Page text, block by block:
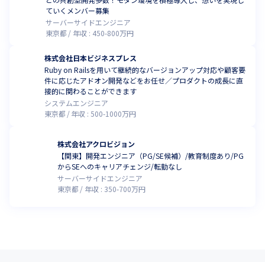
ていくメンバー募集
サーバーサイドエンジニア
東京都
年収 : 450-800万円
株式会社日本ビジネスプレス
Ruby on Railsを用いて継続的なバージョンアップ対応や顧客要
件に応じたアドオン開発などをお任せ／プロダクトの成長に直
接的に関わることができます
システムエンジニア
東京都
年収 :500-1000万円
株式会社アクロビジョン
【関東】開発エンジニア（PG/SE候補）/教育制度あり/PG
からSEへのキャリアチェンジ/転勤なし
サーバーサイドエンジニア
東京都
年収 : 350-700万円